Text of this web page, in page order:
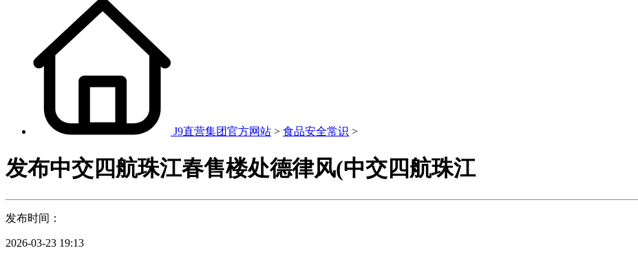
J9直营集团官方网站 > 食品安全常识 >
发布中交四航珠江春售楼处德律风(中交四航珠江
发布时间：
2026-03-23 19:13